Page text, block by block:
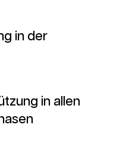
in der
in allen